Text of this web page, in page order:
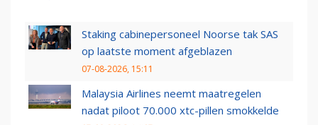
Staking cabinepersoneel Noorse tak SAS
op laatste moment afgeblazen
07-08-2026, 15:11
Malaysia Airlines neemt maatregelen
nadat piloot 70.000 xtc-pillen smokkelde